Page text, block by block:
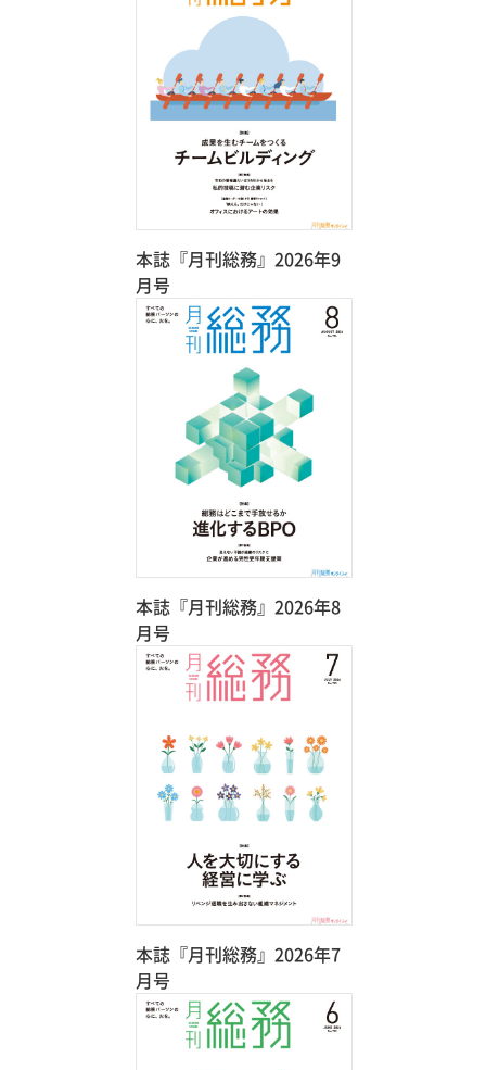
本誌『月刊総務』2026年9
月号
本誌『月刊総務』2026年8
月号
本誌『月刊総務』2026年7
月号